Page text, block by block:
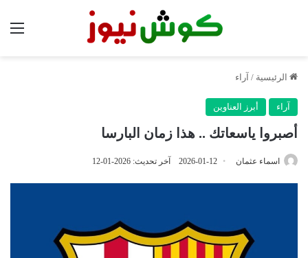
الرئيسية / آراء
آراء أبرز العناوين
أصبروا ياسعاتك .. هذا زمان البارسا
اسماء عثمان 2026-01-12 آخر تحديث: 2026-01-12